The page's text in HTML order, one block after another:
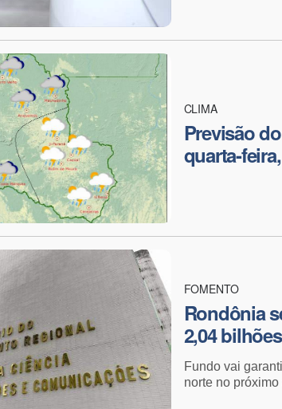
CLIMA
Previsão
quarta-
FOMENTO
Rondônia
2,04
Fundo vai
norte no próximo